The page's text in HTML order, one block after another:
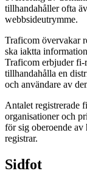
tillhandahåller ofta
webbsideutrymme.
Traficom övervakar
ska iaktta
Traficom erbjuder fi-
tillhandahålla en
och användare av
Antalet registrerade
organisationer och
för sig oberoende av
registrar.
Sidfot